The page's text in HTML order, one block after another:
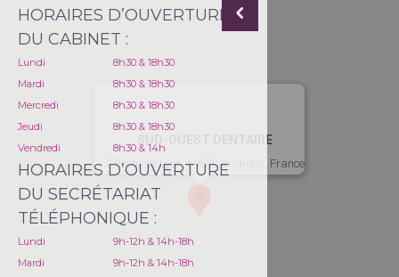
HORAIRES D’OUVERTURE
DU CABINET :
Lundi
8h30 & 18h30
Mardi
8h30 & 18h30
Mercredi
8h30 & 18h30
Jeudi
8h30 & 18h30
Vendredi
8h30 & 14h
HORAIRES D’OUVERTURE
DU SECRÉTARIAT
TÉLÉPHONIQUE :
Lundi
9h-12h & 14h-18h
Mardi
9h-12h & 14h-18h
SUD-OUEST DENTAIRE
2 Route de Lyon, 69530 Brignais, France